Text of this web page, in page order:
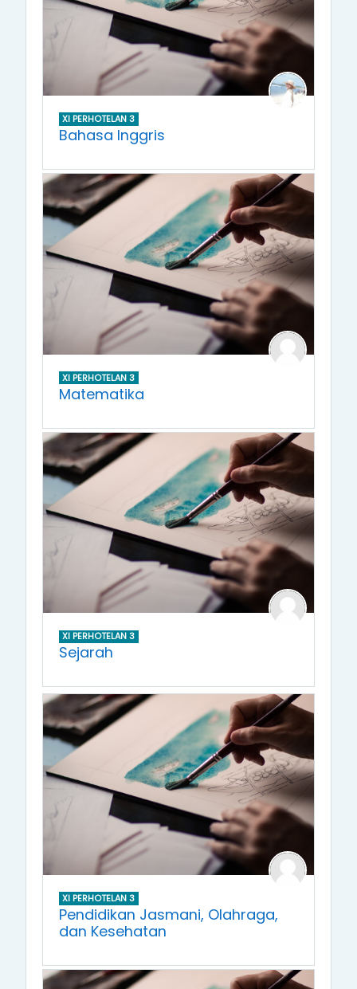
XI PERHOTELAN 3
Bahasa Inggris
XI PERHOTELAN 3
Matematika
XI PERHOTELAN 3
Sejarah
XI PERHOTELAN 3
Pendidikan Jasmani, Olahraga,
dan Kesehatan